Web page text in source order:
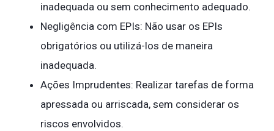
inadequada ou sem conhecimento adequado.
Negligência com EPIs: Não usar os EPIs
obrigatórios ou utilizá-los de maneira
inadequada.
Ações Imprudentes: Realizar tarefas de forma
apressada ou arriscada, sem considerar os
riscos envolvidos.